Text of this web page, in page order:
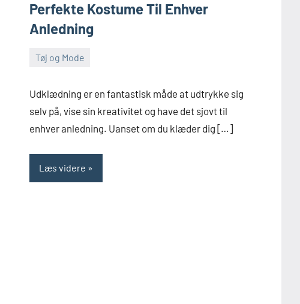
Perfekte Kostume Til Enhver
Anledning
Tøj og Mode
juli
2023
Admin
Udklædning er en fantastisk måde at udtrykke sig
selv på, vise sin kreativitet og have det sjovt til
enhver anledning. Uanset om du klæder dig […]
Læs videre